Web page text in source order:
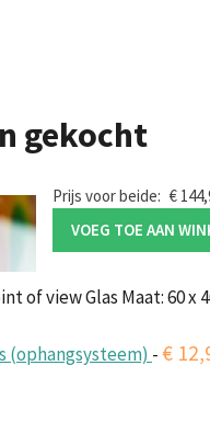
gekocht
Prijs voor beide: €
VOEG TOE AAN
of view Glas Maat: 60 x
(ophangsysteem) - €